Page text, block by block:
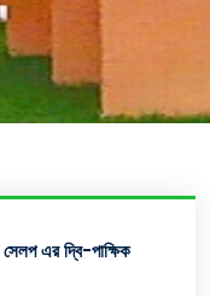
সেলপ এর দ্বি-পাক্ষিক